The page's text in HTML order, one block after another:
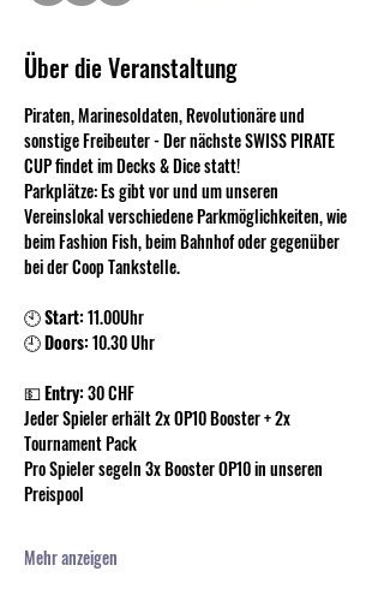
Über die Veranstaltung
Piraten, Marinesoldaten, Revolutionäre und
sonstige Freibeuter - Der nächste SWISS PIRATE
CUP findet im Decks & Dice statt!
Parkplätze: Es gibt vor und um unseren
Vereinslokal verschiedene Parkmöglichkeiten, wie
beim Fashion Fish, beim Bahnhof oder gegenüber
bei der Coop Tankstelle.
🕙 Start: 11.00Uhr
🕘 Doors: 10.30 Uhr
💵 Entry: 30 CHF
Jeder Spieler erhält 2x OP10 Booster + 2x
Tournament Pack
Pro Spieler segeln 3x Booster OP10 in unseren
Preispool
Mehr anzeigen